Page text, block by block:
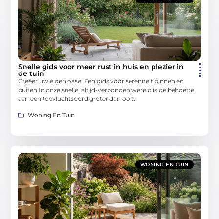
Snelle gids voor meer rust in huis en plezier in
de tuin
Creëer uw eigen oase: Een gids voor sereniteit binnen en
buiten In onze snelle, altijd-verbonden wereld is de behoefte
aan een toevluchtsoord groter dan ooit.
Woning En Tuin
WONING EN TUIN